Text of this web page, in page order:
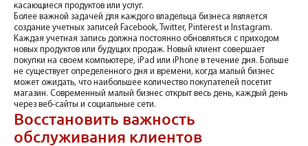
касающиеся продуктов или услуг.
Более важной задачей для каждого владельца бизнеса является
создание учетных записей Facebook, Twitter, Pinterest и Instagram.
Каждая учетная запись должна постоянно обновляться с приходом
новых продуктов или будущих продаж. Новый клиент совершает
покупки на своем компьютере, iPad или iPhone в течение дня. Больше
не существует определенного дня и времени, когда малый бизнес
может ожидать, что наибольшее количество покупателей посетит
магазин. Современный малый бизнес открыт весь день, каждый день
через веб-сайты и социальные сети.
Восстановить важность
обслуживания клиентов